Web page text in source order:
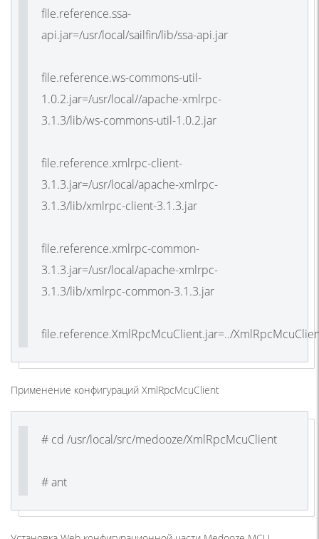
file.reference.ssa-
api.jar=/usr/local/sailfin/lib/ssa-api.jar
file.reference.ws-commons-util-
1.0.2.jar=/usr/local//apache-xmlrpc-
3.1.3/lib/ws-commons-util-1.0.2.jar
file.reference.xmlrpc-client-
3.1.3.jar=/usr/local/apache-xmlrpc-
3.1.3/lib/xmlrpc-client-3.1.3.jar
file.reference.xmlrpc-common-
3.1.3.jar=/usr/local/apache-xmlrpc-
3.1.3/lib/xmlrpc-common-3.1.3.jar
file.reference.XmlRpcMcuClient.jar=../
Применение конфигураций XmlRpcMcuClient
# cd /usr/local/src/medooze/XmlRpcMcuClient
# ant